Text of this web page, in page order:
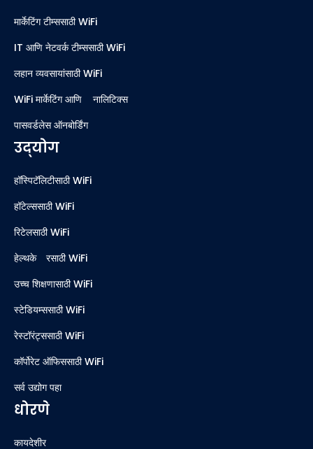
मार्केटिंग टीम्ससाठी WiFi
IT आणि नेटवर्क टीम्ससाठी WiFi
लहान व्यवसायांसाठी WiFi
WiFi मार्केटिंग आणि ॲनालिटिक्स
पासवर्डलेस ऑनबोर्डिंग
उद्योग
हॉस्पिटॅलिटीसाठी WiFi
हॉटेल्ससाठी WiFi
रिटेलसाठी WiFi
हेल्थकेअरसाठी WiFi
उच्च शिक्षणासाठी WiFi
स्टेडियम्ससाठी WiFi
रेस्टॉरंट्ससाठी WiFi
कॉर्पोरेट ऑफिससाठी WiFi
सर्व उद्योग पहा
धोरणे
कायदेशीर